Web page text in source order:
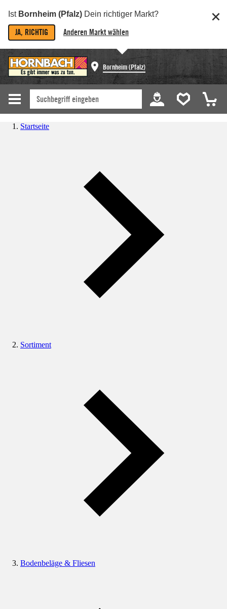
Ist Bornheim (Pfalz) Dein richtiger Markt?
JA, RICHTIG Anderen Markt wählen
Bornheim (Pfalz)
Startseite
Sortiment
Bodenbeläge & Fliesen